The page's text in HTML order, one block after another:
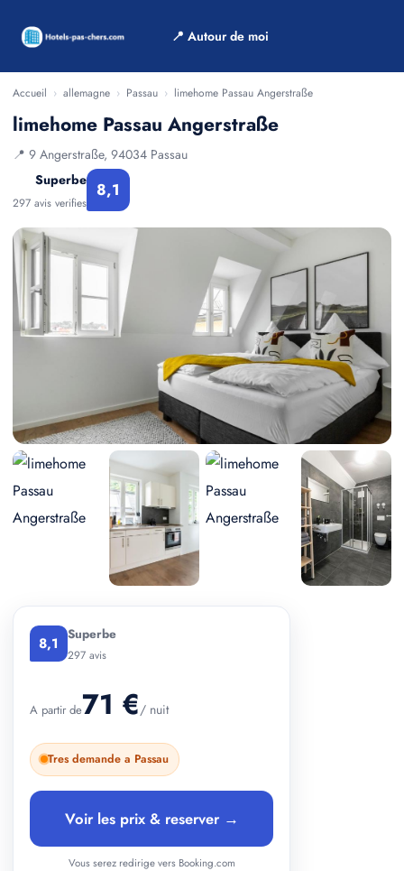
📍 Autour de moi
Accueil › allemagne › Passau › limehome Passau Angerstraße
limehome Passau Angerstraße
📍 9 Angerstraße, 94034 Passau
Superbe
297 avis verifies
8,1
8,1 Superbe
297 avis
A partir de71 €/ nuit
Tres demande a Passau
Voir les prix & reserver →
Vous serez redirige vers Booking.com